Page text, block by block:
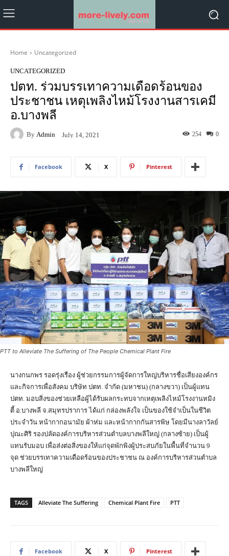
Home Uncategorized
UNCATEGORIZED
ปตท. ร่วมบรรเทาความเดือดร้อนของ
ประชาชน เหตุเพลิงไหม้โรงงานสารเคมี
อ.บางพลี
By Admin July 14, 2021 0
254
Facebook X Pinterest
PTT to Alleviate The Suffering of The People Chemical Plant Fire
นางกนกพร รอดรุ่งเรือง ผู้ช่วยกรรมการผู้จัดการใหญ่บริหารชื่อเสียงองค์กร
และกิจการเพื่อสังคม บริษัท ปตท. จำกัด (มหาชน) (กลางขวา) เป็นผู้แทน
ปตท. มอบ​สิ่งของช่วยเหลือผู้ได้รับผลกระทบจากเหตุเพลิงไหม้โรงงาน​หมิง
ตี้ อ.บางพลี จ.สมุทรปราการ ​ได้แก่ กล่องพลังใจ เป็นของใช้จำเป็นในชีวิต
ประจำวัน หน้ากากอนามัย ผ้าห่ม และหน้ากากกันสารพิษ โดยมีนางลาวัลย์
ปุณะศิริ รองปลัดองค์การบริหารส่วนตำบลบางพลีใหญ่ (กลางซ้าย) เป็นผู้
แทนรับมอบ เพื่อส่งต่อสิ่งของให้แก่จุดพักพิงผู้ประสบภัยในพื้นที่จำนวน 9
จุด ช่วยบรรเทาความเดือดร้อนของประชาชน ณ องค์การบริหารส่วนตำบล
บางพลีใหญ่​
TAGS Alleviate The Suffering Chemical Plant Fire PTT
Facebook X Pinterest